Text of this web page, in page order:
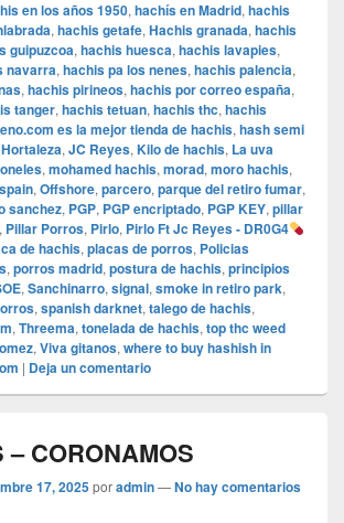
en los años 1950, hachís en Madrid, hachis
, hachis getafe, Hachis granada, hachis
guipuzcoa, hachis huesca, hachis lavapies,
navarra, hachis pa los nenes, hachis palencia,
, hachis pirineos, hachis por correo españa,
tanger, hachis tetuan, hachis thc, hachis
es la mejor tienda de hachis, hash semi
Hortaleza, JC Reyes, Kilo de hachis, La uva
, mohamed hachis, morad, moro hachis,
, Offshore, parcero, parque del retiro fumar,
sanchez, PGP, PGP encriptado, PGP KEY, pillar
, Pillar Porros, Pirlo, Pirlo Ft Jc Reyes - DR0G4
de hachis, placas de porros, Policias
, porros madrid, postura de hachis, principios
, Sanchinarro, signal, smoke in retiro park,
, spanish darknet, talego de hachis,
, Threema, tonelada de hachis, top thc weed
, Viva gitanos, where to buy hashish in
| Deja un comentario
– CORONAMOS
17, 2025poradmin—No hay comentarios